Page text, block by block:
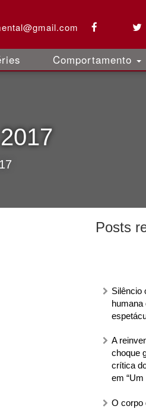
Comportamento
Posts
Silêncio
humana
A
choque
crítica
em “Um
O corpo